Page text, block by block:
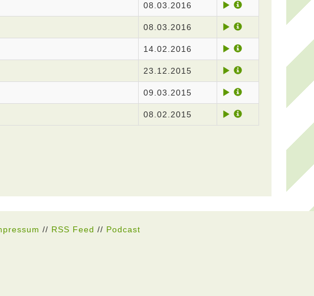
08.03.2016
08.03.2016
14.02.2016
23.12.2015
09.03.2015
08.02.2015
// RSS Feed // Podcast